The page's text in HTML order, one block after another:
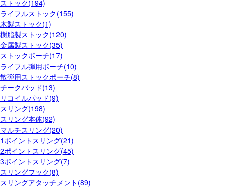
ストック(194)
ライフルストック(155)
木製ストック(1)
樹脂製ストック(120)
金属製ストック(35)
ストックポーチ(17)
ライフル弾用ポーチ(10)
散弾用ストックポーチ(8)
チークパッド(13)
リコイルパッド(9)
スリング(198)
スリング本体(92)
マルチスリング(20)
1ポイントスリング(21)
2ポイントスリング(45)
3ポイントスリング(7)
スリングフック(8)
スリングアタッチメント(89)